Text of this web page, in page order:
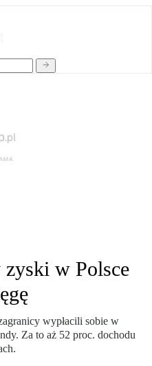
w Polsce
wypłacili sobie w
Za to aż 52 proc. dochodu